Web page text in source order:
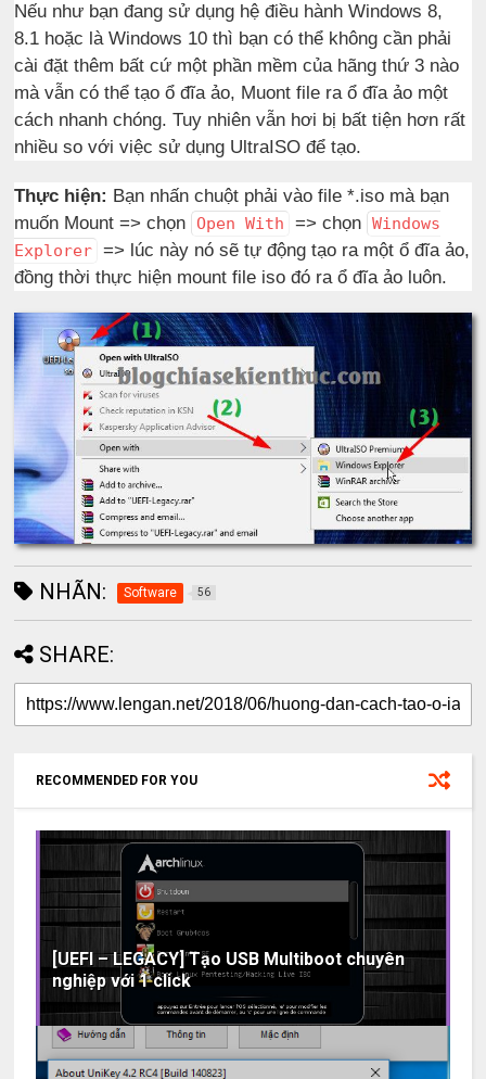
Nếu như bạn đang sử dụng hệ điều hành Windows 8,
8.1 hoặc là Windows 10 thì bạn có thể không cần phải
cài đặt thêm bất cứ một phần mềm của hãng thứ 3 nào
mà vẫn có thể tạo ổ đĩa ảo, Muont file ra ổ đĩa ảo một
cách nhanh chóng. Tuy nhiên vẫn hơi bị bất tiện hơn rất
nhiều so với việc sử dụng UltraISO để tạo.
Thực hiện: Bạn nhấn chuột phải vào file *.iso mà bạn
muốn Mount => chọn
Open With => chọn Windows
Explorer => lúc này nó sẽ tự động tạo ra một ổ đĩa ảo,
đồng thời thực hiện mount file iso đó ra ổ đĩa ảo luôn.
NHÃN: Software 56
SHARE:
RECOMMENDED FOR YOU
[UEFI – LEGACY] Tạo USB Multiboot chuyên
nghiệp với 1 click